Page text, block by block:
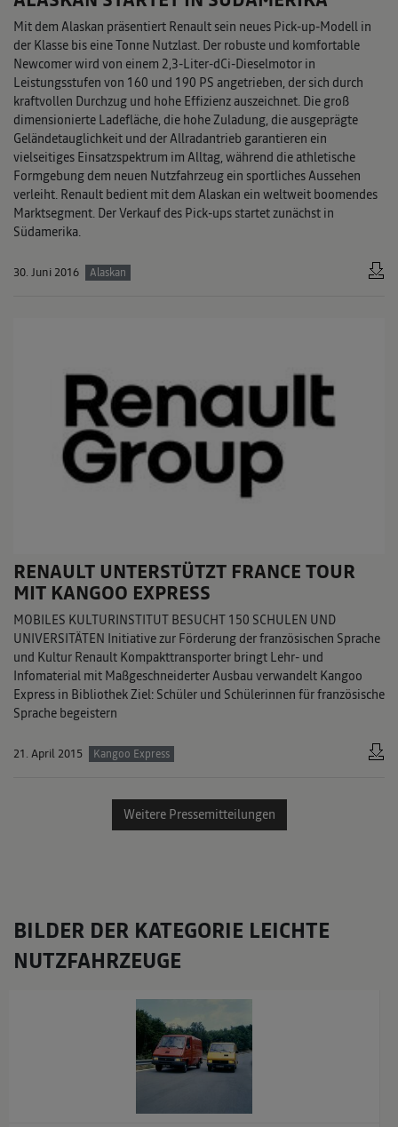
Mit dem Alaskan präsentiert Renault sein neues Pick-up-Modell in
der Klasse bis eine Tonne Nutzlast. Der robuste und komfortable
Newcomer wird von einem 2,3-Liter-dCi-Dieselmotor in
Leistungsstufen von 160 und 190 PS angetrieben, der sich durch
kraftvollen Durchzug und hohe Effizienz auszeichnet. Die groß
dimensionierte Ladefläche, die hohe Zuladung, die ausgeprägte
Gelände­tauglichkeit und der Allradantrieb garantieren ein
vielseitiges Einsatzspektrum im Alltag, während die athletische
Formgebung dem neuen Nutzfahrzeug ein sportliches Aussehen
verleiht. Renault bedient mit dem Alaskan ein weltweit boomendes
Marktsegment. Der Verkauf des Pick-ups startet zunächst in
Südamerika.
30. Juni 2016 Alaskan
RENAULT UNTERSTÜTZT FRANCE TOUR
MIT KANGOO EXPRESS
MOBILES KULTURINSTITUT BESUCHT 150 SCHULEN UND
UNIVERSITÄTEN Initiative zur Förderung der französischen Sprache
und Kultur Renault Kompakttransporter bringt Lehr- und
Infomaterial mit Maßgeschneiderter Ausbau verwandelt Kangoo
Express in Bibliothek Ziel: Schüler und Schülerinnen für französische
Sprache begeistern
21. April 2015 Kangoo Express
Weitere Pressemitteilungen
BILDER DER KATEGORIE LEICHTE
NUTZFAHRZEUGE